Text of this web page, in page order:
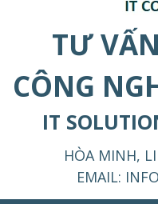
TƯ
CÔNG
IT
HÒA MINH,
EMAIL: